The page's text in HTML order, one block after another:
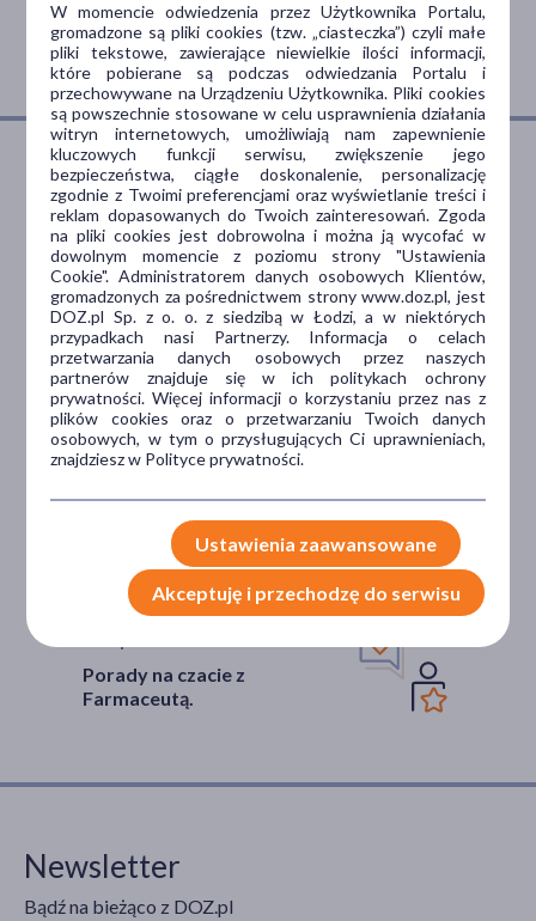
Dlaczego DOZ.pl
Niższe koszta leczenia
Darmowa dostawa do Apteki
Bezpłatna Infolinia dla
Pacjentów.
Weryfikacja interakcji leków.
Encyklopedia leków i ziół
Porady na czacie z
Farmaceutą.
Newsletter
Bądź na bieżąco z DOZ.pl
W momencie odwiedzenia przez Użytkownika Portalu,
gromadzone są pliki cookies (tzw. „ciasteczka”) czyli małe
pliki tekstowe, zawierające niewielkie ilości informacji,
które pobierane są podczas odwiedzania Portalu i
przechowywane na Urządzeniu Użytkownika. Pliki cookies
są powszechnie stosowane w celu usprawnienia działania
witryn internetowych, umożliwiają nam zapewnienie
kluczowych funkcji serwisu, zwiększenie jego
bezpieczeństwa, ciągłe doskonalenie, personalizację
zgodnie z Twoimi preferencjami oraz wyświetlanie treści i
reklam dopasowanych do Twoich zainteresowań. Zgoda
na pliki cookies jest dobrowolna i można ją wycofać w
dowolnym momencie z poziomu strony "Ustawienia
Cookie". Administratorem danych osobowych Klientów,
gromadzonych za pośrednictwem strony www.doz.pl, jest
DOZ.pl Sp. z o. o. z siedzibą w Łodzi, a w niektórych
przypadkach nasi Partnerzy. Informacja o celach
przetwarzania danych osobowych przez naszych
partnerów znajduje się w ich politykach ochrony
prywatności. Więcej informacji o korzystaniu przez nas z
plików cookies oraz o przetwarzaniu Twoich danych
osobowych, w tym o przysługujących Ci uprawnieniach,
znajdziesz w Polityce prywatności.
Ustawienia zaawansowane
Akceptuję i przechodzę do serwisu